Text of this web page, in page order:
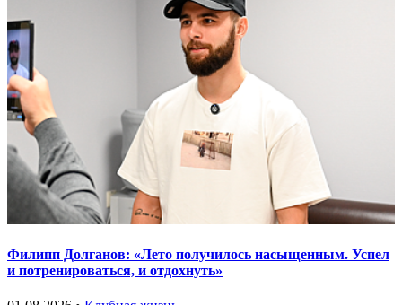
Филипп Долганов: «Лето получилось насыщенным. Успел
и потренироваться, и отдохнуть»